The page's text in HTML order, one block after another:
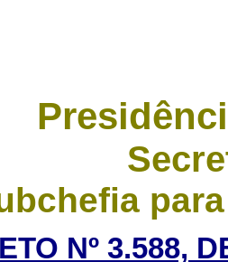
Nº 3.588,